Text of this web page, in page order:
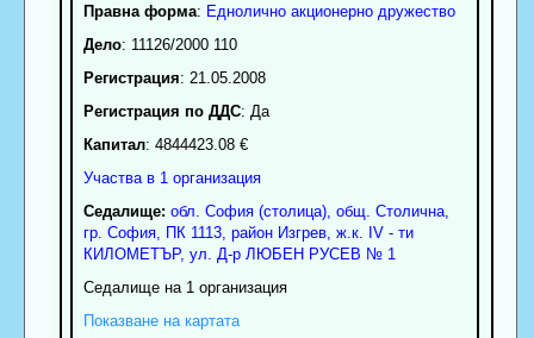
Правна форма: Еднолично акционерно дружество
Дело: 11126/2000 110
Регистрация: 21.05.2008
Регистрация по ДДС: Да
Капитал: 4844423.08 €
Участва в 1 организация
Седалище: обл. София (столица), общ. Столична,
гр. София, ПК 1113, район Изгрев, ж.к. ІV - ти
КИЛОМЕТЪР, ул. Д-р ЛЮБЕН РУСЕВ № 1
Седалище на 1 организация
Показване на картата